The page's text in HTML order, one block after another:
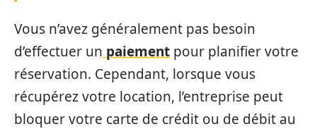
Vous n’avez généralement pas besoin
d’effectuer un paiement pour planifier votre
réservation. Cependant, lorsque vous
récupérez votre location, l’entreprise peut
bloquer votre carte de crédit ou de débit au